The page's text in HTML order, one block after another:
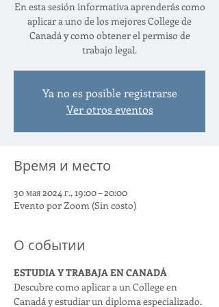
En esta sesión informativa aprenderás como
aplicar a uno de los mejores College de
Canadá y como obtener el permiso de
trabajo legal.
Ya no es posible registrarse
Ver otros eventos
Время и место
30 мая 2024 г., 19:00 – 20:00
Evento por Zoom (Sin costo)
О событии
ESTUDIA Y TRABAJA EN CANADÁ
Descubre como aplicar a un College en
Canadá y estudiar un diploma especializado.